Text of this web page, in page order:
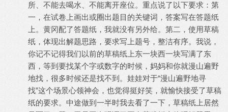
所、不能去喝水、不能离开座位。重点说了以下要求：第
一，在试卷上画出或圈出题目的关键词，答案写在答题纸
上。黄冈配了答题纸，我就没有另外给。第二，使用草稿
纸，体现出解题思路，要求写上题号，整洁有序。我说，
你记不记得我们以前的草稿纸上东一块西一块写满了东
西，等到要找某个字或数字的时候，妈妈和你就漫山遍野
地找，很多时候还是找不到。娃娃对于“漫山遍野地寻
找”这个场景心领神会，也觉得挺好笑，就愉快接受了草稿
纸的要求。中途做到一半时我去看了一下，草稿纸上居然